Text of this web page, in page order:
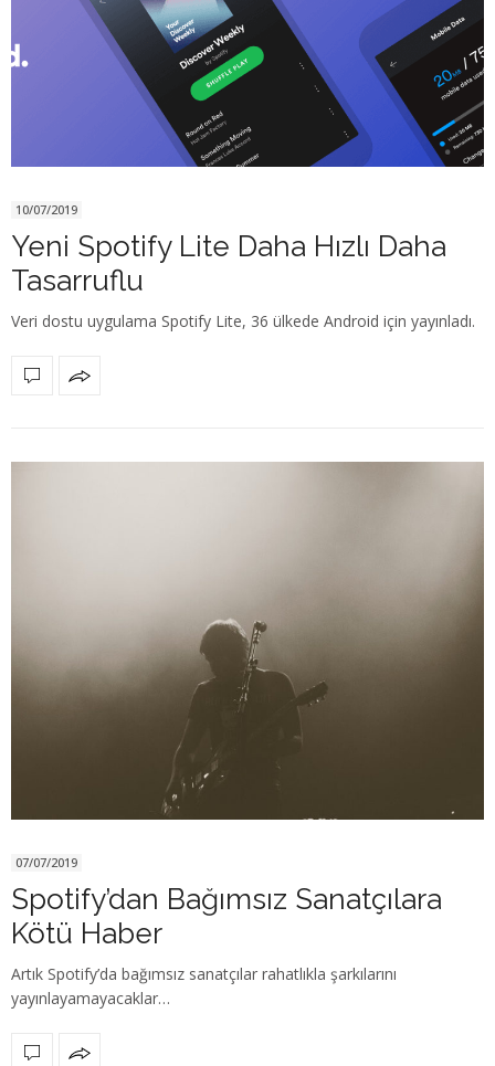
10/07/2019
Yeni Spotify Lite Daha Hızlı Daha
Tasarruflu
Veri dostu uygulama Spotify Lite, 36 ülkede Android için yayınladı.
07/07/2019
Spotify’dan Bağımsız Sanatçılara
Kötü Haber
Artık Spotify’da bağımsız sanatçılar rahatlıkla şarkılarını
yayınlayamayacaklar…